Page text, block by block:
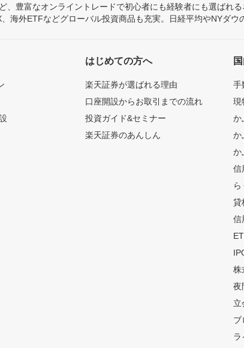
、豊富なオンライントレードで初心者にも経験者にも選ばれ
海外ETFなどグローバル投資商品も充実。日経平均やNYダウ
はじめての方へ
楽天証券が選ばれる理由
口座開設からお取引までの流れ
投資ガイド&セミナー
楽天証券のあんしん
手
現
か
か
か
信
ら
貸
信
株
夜
立
ブ
ラ